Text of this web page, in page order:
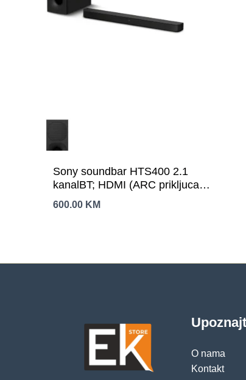
Sony soundbar HTS400 2.1
kanalBT; HDMI (ARC prikljucak);
OPTizlazna snaga 330W
600.00 KM
O nama
Kontakt